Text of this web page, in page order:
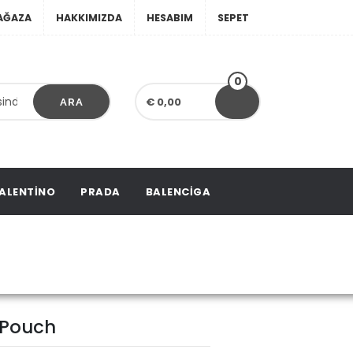
HAKKIMIZDA HESABIM SEPET
ARA € 0,00
0
PRADA BALENCIGA